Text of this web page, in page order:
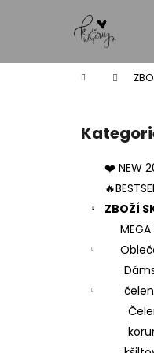
Domů
Přeskočit
kategorie
❤️ NEW
ZBOŽÍ
MEGA
í
Zpět
do
Zpět
do
DÁMSKÉ